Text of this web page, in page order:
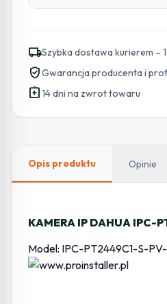
local_shippingSzybka dostawa kurierem –
verified_userGwarancja producenta i
assignment_return14 dni na zwrot towaru
Opis produktu Opinie
KAMERA IP DAHUA IPC-
Model: IPC-PT2449C1-S-